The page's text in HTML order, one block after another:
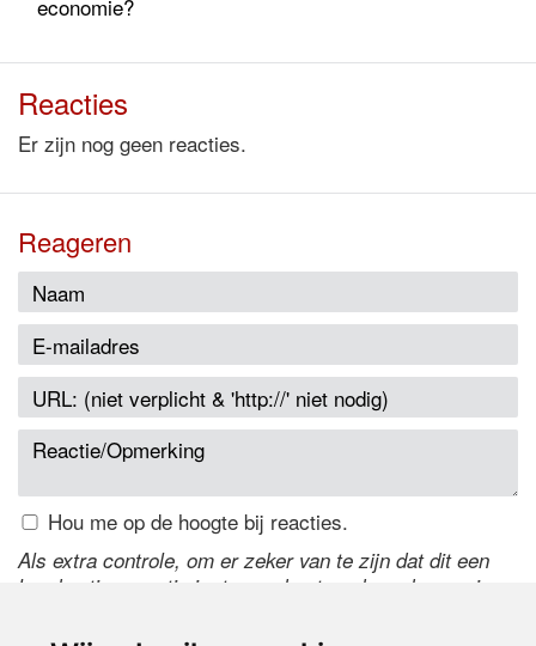
economie?
Reacties
Er zijn nog geen reacties.
Reageren
Hou me op de hoogte bij reacties.
Als extra controle, om er zeker van te zijn dat dit een
handmatige reactie is, typ onderstaande code over in
de code te wijzigen.